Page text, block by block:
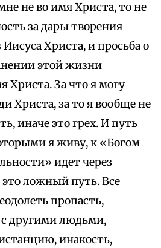
не во имя Христа, то не
за дары творения
Иисуса Христа, и просьба о
этой жизни
Христа. За что я могу
Христа, за то я вообще не
иначе это грех. И путь
я живу, к «Богом
идет через
ложный путь. Все
пропасть,
другими людьми,
инакость,